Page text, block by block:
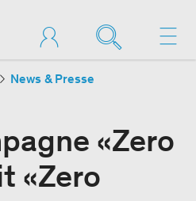
News & Presse
«Zero
«Zero